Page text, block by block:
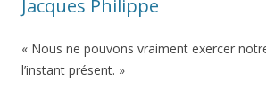
Jacques Philippe
« Nous ne pouvons vraiment exercer
l’instant présent. »